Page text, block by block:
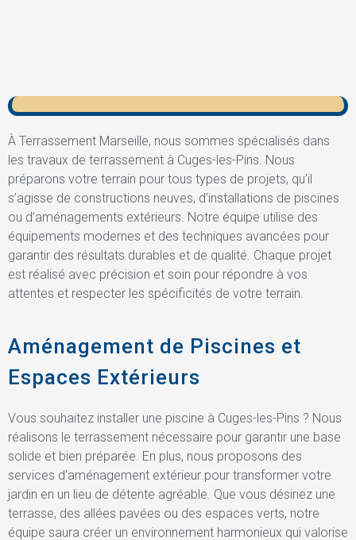
À Terrassement Marseille, nous sommes spécialisés dans
les travaux de terrassement à Cuges-les-Pins. Nous
préparons votre terrain pour tous types de projets, qu’il
s’agisse de constructions neuves, d’installations de piscines
ou d’aménagements extérieurs. Notre équipe utilise des
équipements modernes et des techniques avancées pour
garantir des résultats durables et de qualité. Chaque projet
est réalisé avec précision et soin pour répondre à vos
attentes et respecter les spécificités de votre terrain.
Aménagement de Piscines et
Espaces Extérieurs
Vous souhaitez installer une piscine à Cuges-les-Pins ? Nous
réalisons le terrassement nécessaire pour garantir une base
solide et bien préparée. En plus, nous proposons des
services d’aménagement extérieur pour transformer votre
jardin en un lieu de détente agréable. Que vous désiriez une
terrasse, des allées pavées ou des espaces verts, notre
équipe saura créer un environnement harmonieux qui valorise